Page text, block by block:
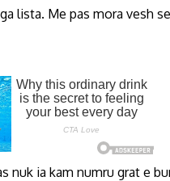
lista. Me pas mora vesh
nuk ia kam numru grat e